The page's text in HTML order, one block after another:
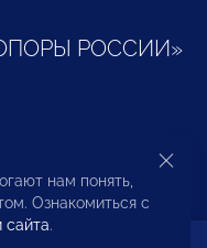
РОССИИ»
и
нам понять,
Ознакомиться с
сайта.